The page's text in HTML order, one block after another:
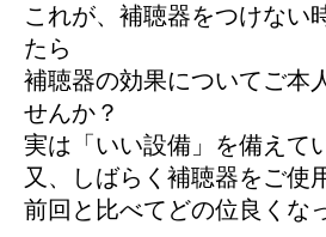
これが、補聴器をつけない
たら
補聴器の効果についてご本
せんか？
実は「いい設備」を備えて
又、しばらく補聴器をご使
前回と比べてどの位良くな